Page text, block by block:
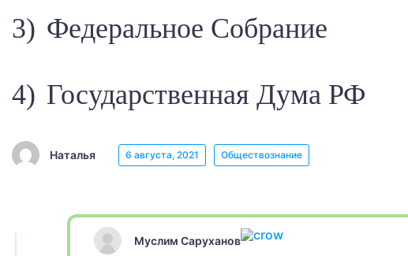
3) Федеральное Собрание
4) Государственная Дума РФ
Наталья 6 августа, 2021 Обществознание
Муслим Саруханов